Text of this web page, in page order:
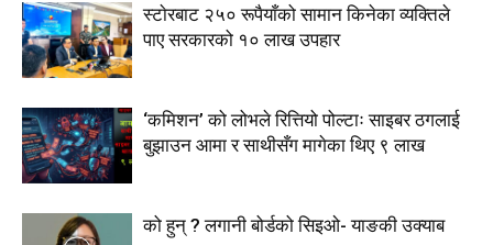
स्टाेरबाट २५० रूपैयाँको सामान किनेका व्यक्तिले
पाए सरकारको १० लाख उपहार
‘कमिशन’ को लोभले रित्तियो पोल्टाः साइबर ठगलाई
बुझाउन आमा र साथीसँग मागेका थिए ९ लाख
को हुन् ? लगानी बोर्डको सिइओ- याङकी उक्याब